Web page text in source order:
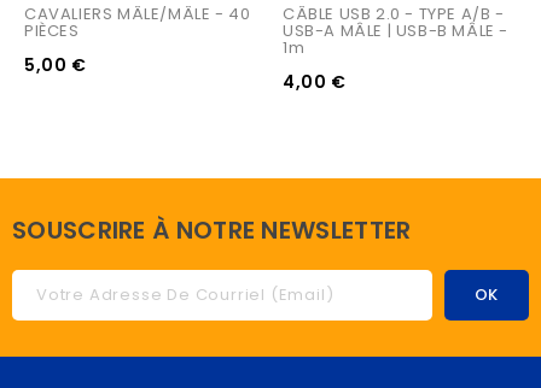
CAVALIERS MÂLE/MÂLE - 40
PIÈCES
5,00 €
CÂBLE USB 2.0 - TYPE A/B -
USB-A MÂLE | USB-B MÂLE -
1m
4,00 €
SOUSCRIRE À NOTRE NEWSLETTER